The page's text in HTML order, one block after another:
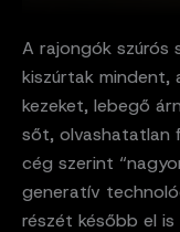
A rajongók szúrós
kiszúrtak
kezeket, lebegő
sőt, olvashatatlan
cég szerint
generatív
részét később el